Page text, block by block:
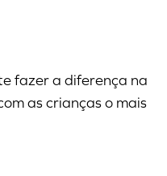
fazer a diferença na
as crianças o mais